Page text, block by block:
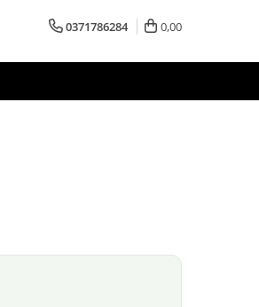
0371786284 0,00